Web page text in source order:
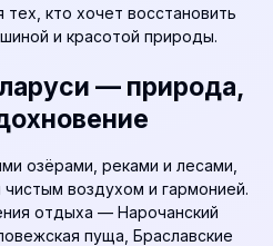
кто хочет восстановить
и красотой природы.
— природа,
озёрами, реками и лесами,
воздухом и гармонией.
отдыха — Нарочанский
пуща, Браславские